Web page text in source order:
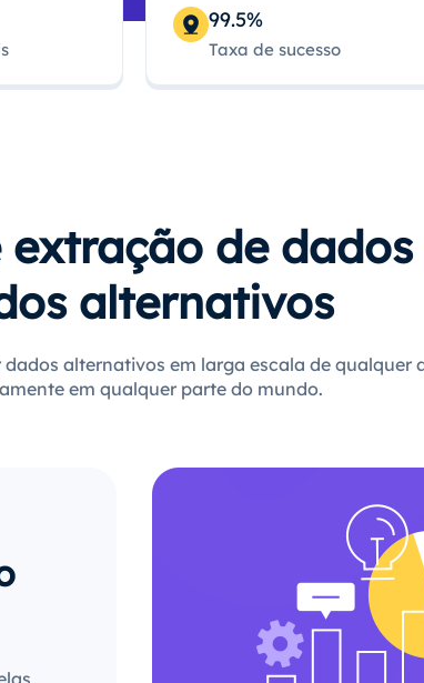
99.5%
Taxa de sucesso
extração de
alternativos
alternativos em larga escala de qualquer
em qualquer parte do mundo.